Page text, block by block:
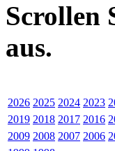
Scrollen
aus.
2026 2025 2024 2023
2019 2018 2017 2016
2009 2008 2007 2006